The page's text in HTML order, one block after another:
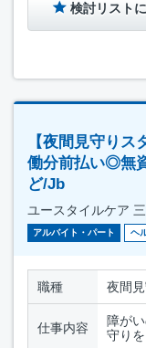
検討リスト
【夜間見守り
働分前払い◎無
ど/Jb
ユースタイルケア
アルバイト・パート ヘ
職種 夜間
仕事内容
障が
守りを